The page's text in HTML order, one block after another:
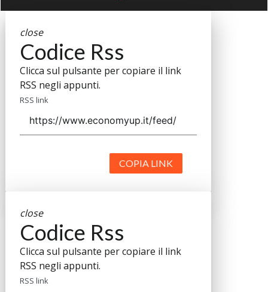
close
Codice Rss
Clicca sul pulsante per copiare il link
RSS negli appunti.
RSS link
COPIA LINK
close
Codice Rss
Clicca sul pulsante per copiare il link
RSS negli appunti.
RSS link